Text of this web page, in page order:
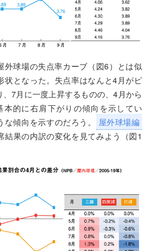
外球場の失点率カーブ（図6）とは似
状となった。失点率はなんと4月がピ
、7月に一度上昇するものの、4月から
本的に右肩下がりの傾向を示してい
傾向を示すのだろう。
屋外球場編
結果の内訳の変化を見てみよう（図1